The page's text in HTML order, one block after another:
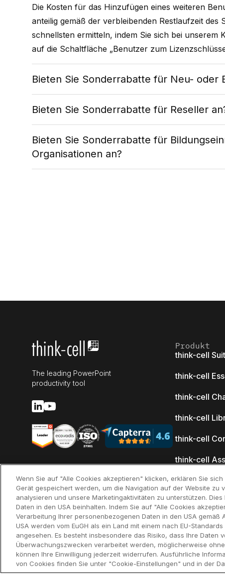
Die Kosten für das Hinzufügen eines weiteren
anteilig gemäß der verbleibenden Restlaufzeit des
schnellsten ermitteln, indem Sie sich bei unserem
auf die Schaltfläche „Benutzer zum
Bieten Sie Sonderrabatte für Neu- oder
Bieten Sie Sonderrabatte für Reseller
Bieten Sie Sonderrabatte für
Organisationen an?
The leading PowerPoint
productivity tool
Produkt
think-cell
think-cell
think-cell
think-cell
think-cell
think-cell
Neuerungen
Warum
Wenn Sie auf "Alle Cookies akzeptieren" klicken, erklären Sie
Gerät gespeichert werden, um die Navigation auf der Website zu
analysieren und unsere Marketingaktivitäten zu unterstützen.
Daten in den USA beinhalten. Indem Sie auf "Alle Cookies
Verarbeitung Ihrer personenbezogenen Daten in den USA gemäß
USA werden vom EuGH als ein Land mit einem nach EU-
angesehen. Es besteht insbesondere das Risiko, dass Ihre Daten
Überwachungszwecken verarbeitet werden, möglicherweise
können Ihre Einwilligung jederzeit widerrufen. Ausführliche
von Cookies finden Sie unter "Cookie-Einstellungen" und in der